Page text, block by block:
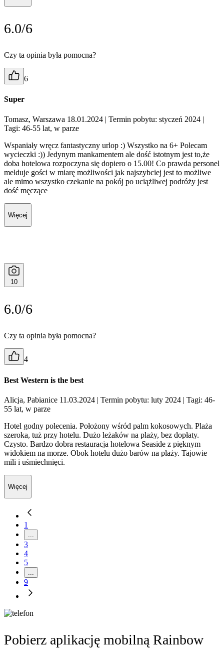
6.0/6
Czy ta opinia była pomocna?
6
Super
Tomasz, Warszawa 18.01.2024 | Termin pobytu: styczeń 2024 |
Tagi: 46-55 lat, w parze
Wspaniały wręcz fantastyczny urlop :) Wszystko na 6+ Polecam
wycieczki :)) Jedynym mankamentem ale dość istotnym jest to,że
doba hotelowa rozpoczyna się dopiero o 15.00! Co prawda personel
melduje gości w miarę możliwości jak najszybciej jest to możliwe
ale mimo wszystko czekanie na pokój po uciążliwej podróży jest
dość męczące
Więcej
10
6.0/6
Czy ta opinia była pomocna?
4
Best Western is the best
Alicja, Pabianice 11.03.2024 | Termin pobytu: luty 2024 | Tagi: 46-
55 lat, w parze
Hotel godny polecenia. Położony wśród palm kokosowych. Plaża
szeroka, tuż przy hotelu. Dużo leżaków na plaży, bez dopłaty.
Czysto. Bardzo dobra restauracja hotelowa Seaside z pięknym
widokiem na morze. Obok hotelu dużo barów na plaży. Tajowie
mili i uśmiechnięci.
Więcej
1
...
3
4
5
...
9
Pobierz aplikację mobilną Rainbow